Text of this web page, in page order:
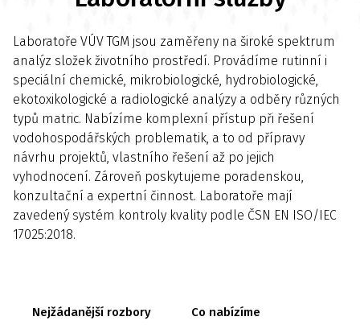
Laboratoře VÚV TGM jsou zaměřeny na široké spektrum
analýz složek životního prostředí. Provádíme rutinní i
speciální chemické, mikrobiologické, hydrobiologické,
ekotoxikologické a radiologické analýzy a odběry různých
typů matric. Nabízíme komplexní přístup při řešení
vodohospodářských problematik, a to od přípravy
návrhu projektů, vlastního řešení až po jejich
vyhodnocení. Zároveň poskytujeme poradenskou,
konzultační a expertní činnost. Laboratoře mají
zavedený systém kontroly kvality podle ČSN EN ISO/IEC
17025:2018.
Nejžádanější rozbory Co nabízíme